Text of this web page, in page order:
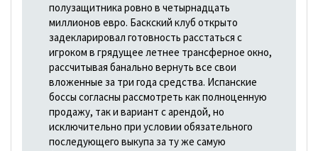
полузащитника ровно в четырнадцать
миллионов евро. Баскский клуб открыто
задекларировал готовность расстаться с
игроком в грядущее летнее трансферное окно,
рассчитывая банально вернуть все свои
вложенные за три года средства. Испанские
боссы согласны рассмотреть как полноценную
продажу, так и вариант с арендой, но
исключительно при условии обязательного
последующего выкупа за ту же самую